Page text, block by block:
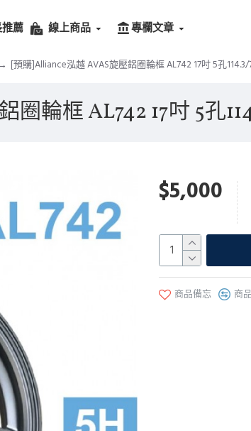
薦 線上商品 專欄文章
[預購]Alliance泓越 AVAS旋壓鋁圈輪框 AL742 17吋 5孔
輪框 AL742 17吋 5孔
$5,000
商品備忘 商